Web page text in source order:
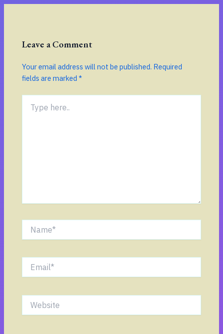
Leave a Comment
Your email address will not be published. Required
fields are marked*
here..
Website